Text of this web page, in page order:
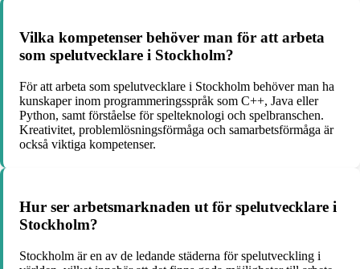
Vilka kompetenser behöver man för att arbeta
som spelutvecklare i Stockholm?
För att arbeta som spelutvecklare i Stockholm behöver man ha
kunskaper inom programmeringsspråk som C++, Java eller
Python, samt förståelse för spelteknologi och spelbranschen.
Kreativitet, problemlösningsförmåga och samarbetsförmåga är
också viktiga kompetenser.
Hur ser arbetsmarknaden ut för spelutvecklare i
Stockholm?
Stockholm är en av de ledande städerna för spelutveckling i